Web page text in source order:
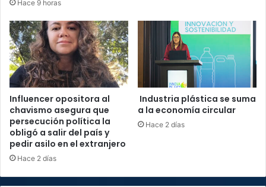
Hace 9 horas
Influencer opositora al
chavismo asegura que
persecución política la
obligó a salir del país y
pedir asilo en el extranjero
Hace 2 días
Industria plástica se suma
a la economía circular
Hace 2 días